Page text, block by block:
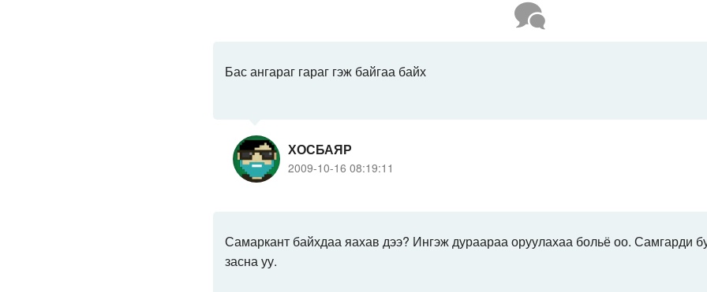
Бас ангараг гараг гэж байгаа байх
ХОСБАЯР
2009-10-16 08:19:11
Самаркант байхдаа яахав дээ? Ингэж дураараа оруулахаа больё оо. Самгарди
засна уу.